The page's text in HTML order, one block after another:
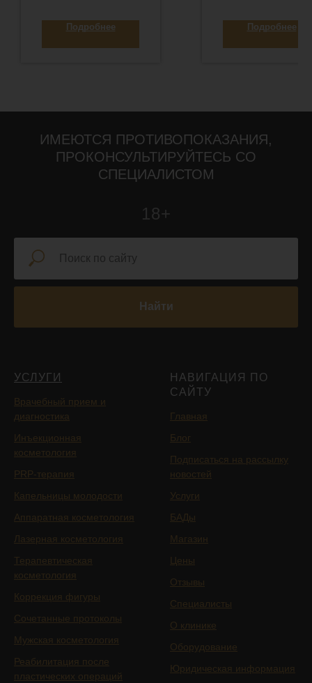
Подробнее Подробнее
ИМЕЮТСЯ ПРОТИВОПОКАЗАНИЯ,
ПРОКОНСУЛЬТИРУЙТЕСЬ СО
СПЕЦИАЛИСТОМ
18+
Найти
УСЛУГИ
Врачебный прием и
диагностика
Инъекционная
косметология
PRP-терапия
Капельницы молодости
Аппаратная косметология
Лазерная косметология
Терапевтическая
косметология
Коррекция фигуры
Сочетанные протоколы
Мужская косметология
Реабилитация после
пластических операций
НАВИГАЦИЯ ПО
САЙТУ
Главная
Блог
Подписаться на рассылку
новостей
Услуги
БАДы
Магазин
Цены
Отзывы
Специалисты
О клинике
Оборудование
Юридическая информация